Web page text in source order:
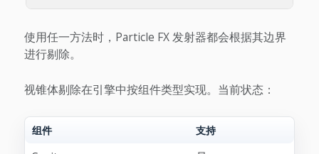
使用任一方法时，Particle FX 发射器都会根据其边界
进行剔除。
视锥体剔除在引擎中按组件类型实现。当前状态：
组件 支持